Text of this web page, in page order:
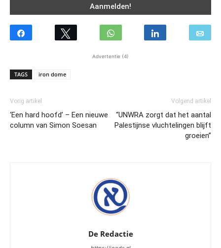
Advertentie (4)
TAGS iron dome
Vorig artikel
‘Een hard hoofd’ – Een nieuwe
column van Simon Soesan
Volgend artikel
“UNWRA zorgt dat het aantal
Palestijnse vluchtelingen blijft
groeien”
De Redactie